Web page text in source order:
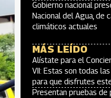
Gobierno nacional
Nacional del Agua, de
climáticos actuales
MÁS LEÍDO
Alístate para el
VII: Estas son todas
para que disfrutes
Presentan pruebas de